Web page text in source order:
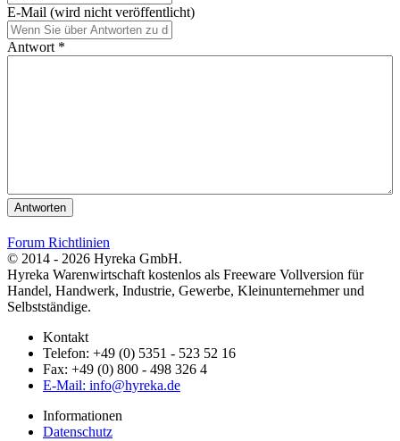
E-Mail (wird nicht veröffentlicht)
Antwort *
Antworten
Forum Richtlinien
© 2014 - 2026 Hyreka GmbH.
Hyreka Warenwirtschaft kostenlos als Freeware Vollversion für
Handel, Handwerk, Industrie, Gewerbe, Kleinunternehmer und
Selbstständige.
Kontakt
Telefon: +49 (0) 5351 - 523 52 16
Fax: +49 (0) 800 - 498 326 4
E-Mail: info@hyreka.de
Informationen
Datenschutz